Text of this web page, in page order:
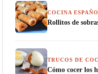
COCINA
Rollitos de
TRUCOS DE
Cómo cocer los